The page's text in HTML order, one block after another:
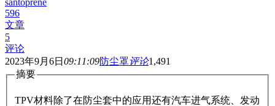
santoprene
596
文章
5
评论
2023年9月6日 09:11:09防尘罩评论1,491
摘要
TPV材料除了在防尘套中的应用还有汽车进气系统、发动